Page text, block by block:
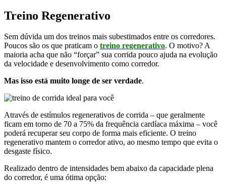
Treino Regenerativo
Sem dúvida um dos treinos mais subestimados entre os corredores.
Poucos são os que praticam o treino regenerativo. O motivo? A
maioria acha que não “forçar” sua corrida pouco ajuda na evolução
da velocidade e desenvolvimento como corredor.
Mas isso está muito longe de ser verdade.
Através de estímulos regenerativos de corrida – que geralmente
ficam em torno de 70 a 75% da frequência cardíaca máxima – você
poderá recuperar seu corpo de forma mais eficiente. O treino
regenerativo mantem o corredor ativo, ao mesmo tempo que evita o
desgaste físico.
Realizado dentro de intensidades bem abaixo da capacidade plena
do corredor, é uma ótima opção: